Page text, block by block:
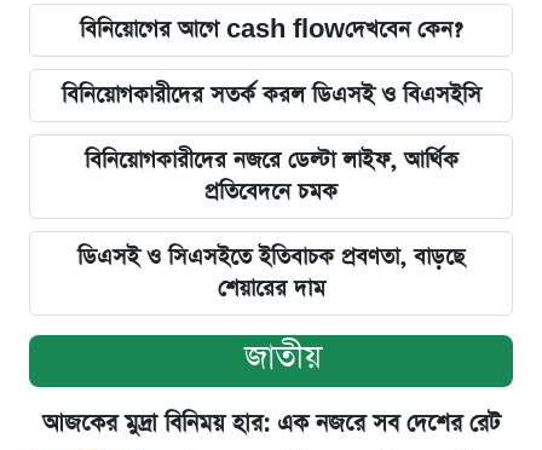
বিনিয়োগের আগে cash flowদেখবেন কেন?
বিনিয়োগকারীদের সতর্ক করল ডিএসই ও বিএসইসি
বিনিয়োগকারীদের নজরে ডেল্টা লাইফ, আর্থিক
প্রতিবেদনে চমক
ডিএসই ও সিএসইতে ইতিবাচক প্রবণতা, বাড়ছে
শেয়ারের দাম
জাতীয়
আজকের মুদ্রা বিনিময় হার: এক নজরে সব দেশের রেট